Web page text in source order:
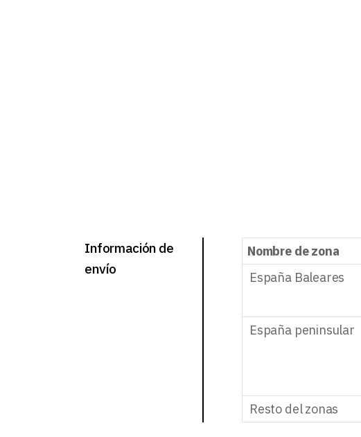
Información de
envío
Nombre de zona
España Baleares
España peninsular
Resto del zonas